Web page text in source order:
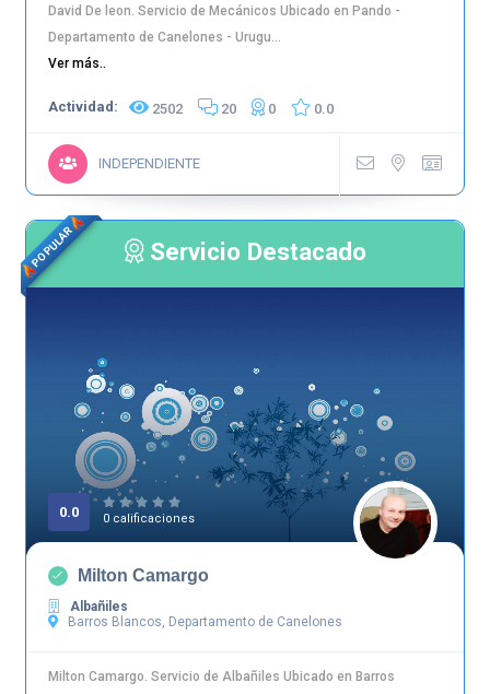
David De leon. Servicio de Mecánicos Ubicado en Pando -
Departamento de Canelones - Urugu...
Ver más..
Actividad: 2502 20 0 0.0
INDEPENDIENTE
POPULAR Servicio Destacado
0.0 0 calificaciones
Milton Camargo
Albañiles
Barros Blancos, Departamento de Canelones
Milton Camargo. Servicio de Albañiles Ubicado en Barros